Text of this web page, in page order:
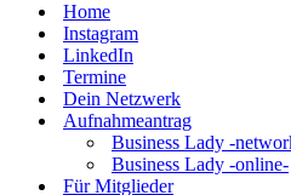
Home
Instagram
LinkedIn
Termine
Dein Netzwerk
Aufnahmeantrag
Business Lady -
Business Lady -online-
Für Mitglieder